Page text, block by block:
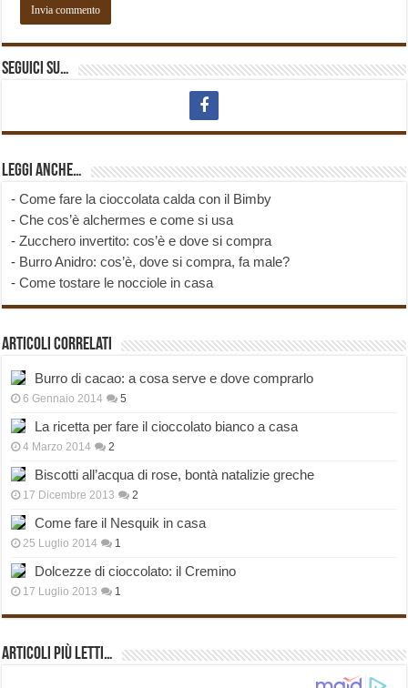
Seguici su…
Leggi anche…
-Come fare la cioccolata calda con il Bimby
-Che cos’è alchermes e come si usa
-Zucchero invertito: cos’è e dove si compra
- Burro Anidro: cos’è, dove si compra, fa male?
-Come tostare le nocciole in casa
Articoli correlati
Burro di cacao: a cosa serve e dove comprarlo
6 Gennaio 2014 5
La ricetta per fare il cioccolato bianco a casa
4 Marzo 2014 2
Biscotti all’acqua di rose, bontà natalizie greche
17 Dicembre 2013 2
Come fare il Nesquik in casa
25 Luglio 2014 1
Dolcezze di cioccolato: il Cremino
17 Luglio 2013 1
Articoli più Letti…